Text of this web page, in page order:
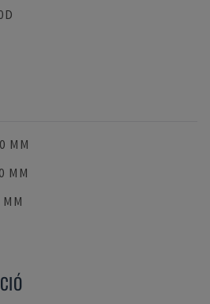
MM
MM